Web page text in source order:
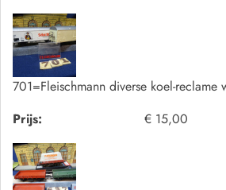
701=Fleischmann diverse koel-reclame
Prijs:
€ 15,00